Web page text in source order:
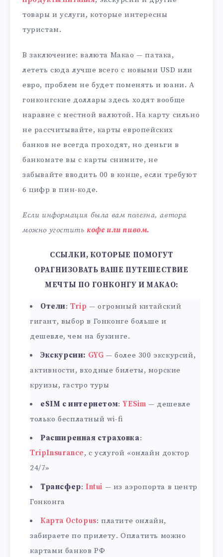
товары и услуги, которые интересны
туристам.
В заключение: валюта Макао — патака,
лететь сюда лучше всего с новыми USD или
евро, проблем не будет поменять и юани. А
гонконгские доллары здесь ходят вообще
наравне с местной валютой. На карту сильно
не рассчитывайте, карты европейских
банков не всегда проходят, но деньги в
банкомате вы с карты снимите, не
забывайте вводить 00 в конце, если требуют
6 цифр в пин-коде.
Если информация была вам полезна, автора
можно угостить кофе или пивом.
ССЫЛКИ, КОТОРЫЕ ПОМОГУТ
ОРАГНИЗОВАТЬ ВАШЕ ПУТЕШЕСТВИЕ
МЕЧТЫ ПО ГОНКОНГУ И МАКАО:
Отели:Trip — огромный китайский
гигант, выбор в Гонконге больше и
дешевле, чем на букинге.
Экскурсии: GYG — более 300 экскурсий,
активности, входные билеты, морские
круизы, гастро туры
eSIM с интернетом:YESim — дешевле
только бесплатный wi-fi
Расширенная страховка:
TripInsurance, с услугой «онлайн доктор
24/7»
Трансфер:Intui — из аэропорта в центр
Гонконга
Карта Octopus: платите онлайн,
забираете по прилету. Оплатить можно
картами банков РФ